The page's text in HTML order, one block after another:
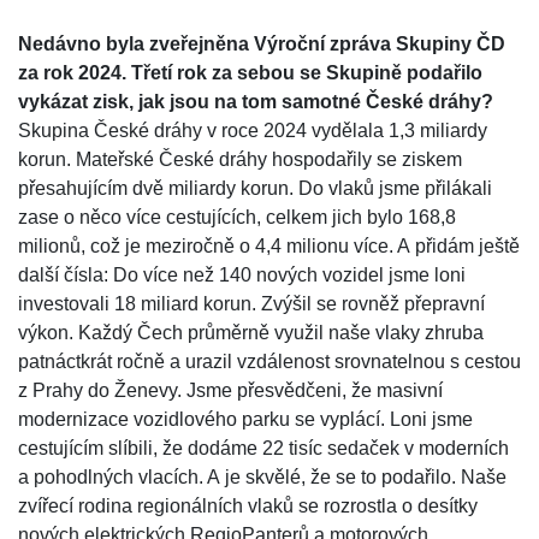
Nedávno byla zveřejněna Výroční zpráva Skupiny ČD
za rok 2024. Třetí rok za sebou se Skupině podařilo
vykázat zisk, jak jsou na tom samotné České dráhy?
Skupina České dráhy v roce 2024 vydělala 1,3 miliardy
korun. Mateřské České dráhy hospodařily se ziskem
přesahujícím dvě miliardy korun. Do vlaků jsme přilákali
zase o něco více cestujících, celkem jich bylo 168,8
milionů, což je meziročně o 4,4 milionu více. A přidám ještě
další čísla: Do více než 140 nových vozidel jsme loni
investovali 18 miliard korun. Zvýšil se rovněž přepravní
výkon. Každý Čech průměrně využil naše vlaky zhruba
patnáctkrát ročně a urazil vzdálenost srovnatelnou s cestou
z Prahy do Ženevy. Jsme přesvědčeni, že masivní
modernizace vozidlového parku se vyplácí. Loni jsme
cestujícím slíbili, že dodáme 22 tisíc sedaček v moderních
a pohodlných vlacích. A je skvělé, že se to podařilo. Naše
zvířecí rodina regionálních vlaků se rozrostla o desítky
nových elektrických RegioPanterů a motorových